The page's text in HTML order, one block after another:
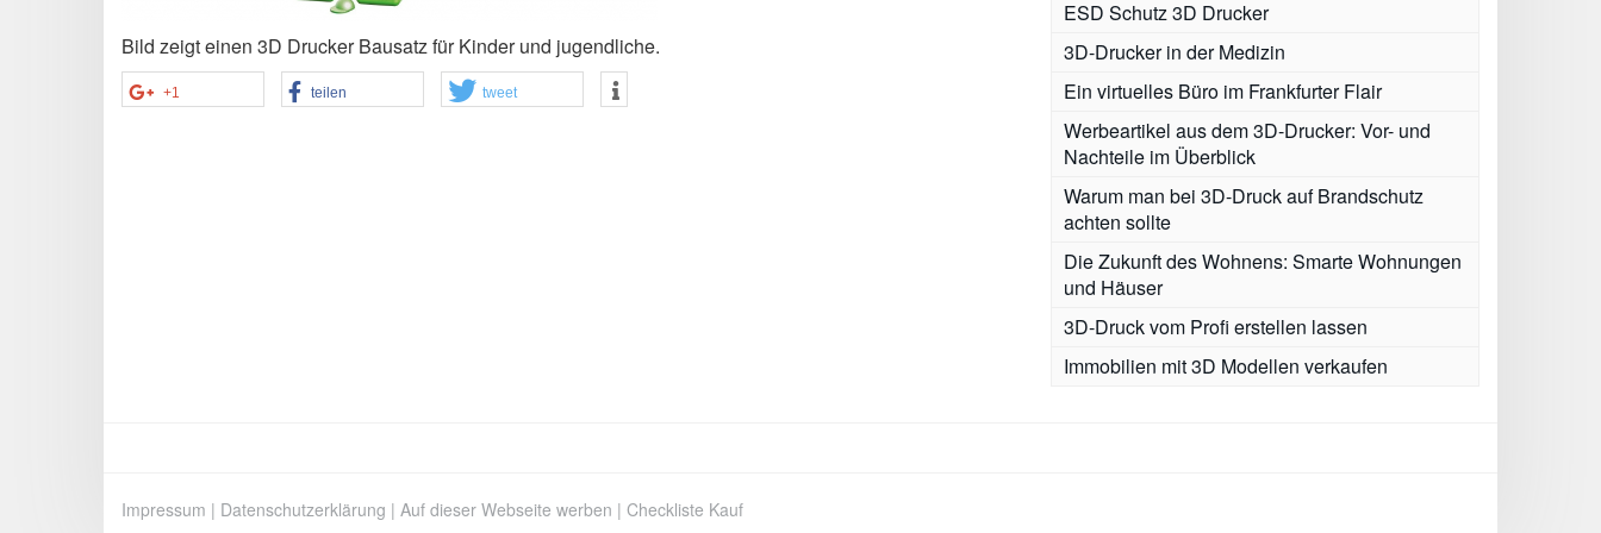
Bild zeigt einen 3D Drucker Bausatz für Kinder und jugendliche.
+1 teilen tweet
ESD Schutz 3D Drucker
3D-Drucker in der Medizin
Ein virtuelles Büro im Frankfurter Flair
Werbeartikel aus dem 3D-Drucker: Vor- und
Nachteile im Überblick
Warum man bei 3D-Druck auf Brandschutz
achten sollte
Die Zukunft des Wohnens: Smarte Wohnungen
und Häuser
3D-Druck vom Profi erstellen lassen
Immobilien mit 3D Modellen verkaufen
Impressum | Datenschutzerklärung | Auf dieser Webseite werben | Checkliste Kauf